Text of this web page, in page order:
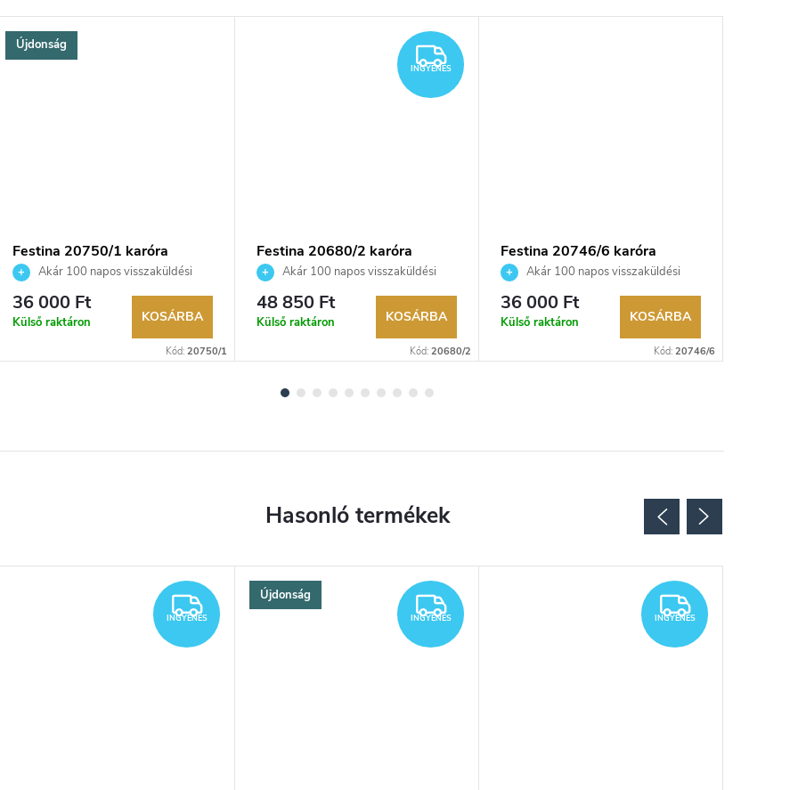
Újdonság
Festina 20750/1 karóra
Akár 100 napos visszaküldési
lehetőség. Hivatalos márkakereskedő.
36 000 Ft
Külső raktáron KOSÁRBA
Kód: 20750/1
INGYENES
INGYENES
Festina 20680/2 karóra
Akár 100 napos visszaküldési
lehetőség. Hivatalos márkakereskedő.
48 850 Ft
Külső raktáron KOSÁRBA
Kód: 20680/2
Festina 20746/6 karóra
Akár 100 napos visszaküldési
lehetőség. Hivatalos márkakereskedő.
36 000 Ft
Külső raktáron KOSÁRBA
Kód: 20746/6
INGYENES
INGYENES
Újdonság INGYENES
INGYENES INGYENES
INGYENES